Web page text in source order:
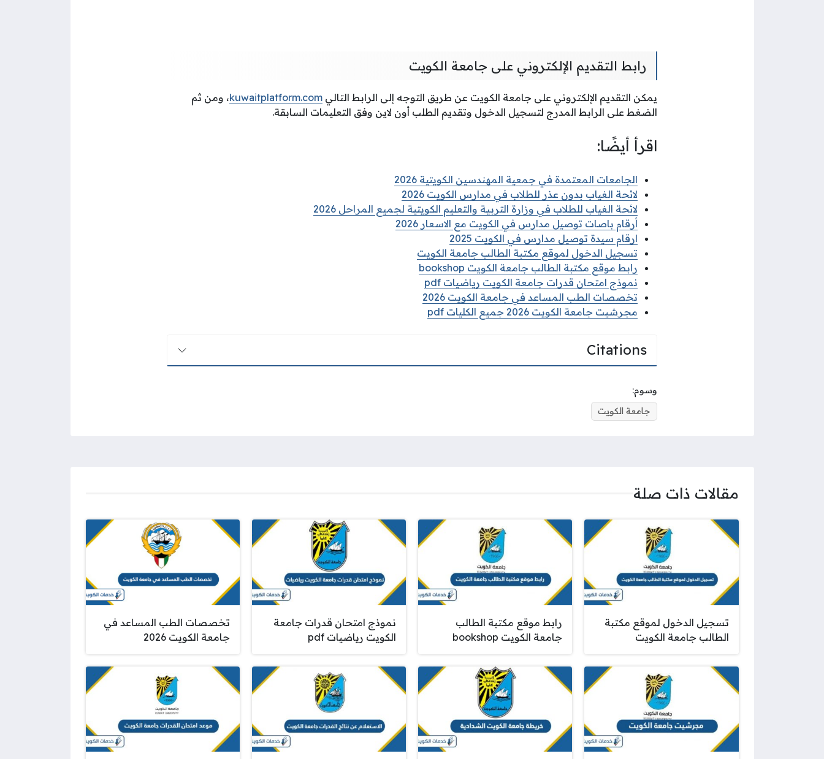
رابط التقديم الإلكتروني على جامعة الكويت
يمكن التقديم الإلكتروني على جامعة الكويت عن طريق التوجه إلى الرابط التالي kuwaitplatform.com، ومن ثم
الضغط على الرابط المدرج لتسجيل الدخول وتقديم الطلب أون لاين وفق التعليمات السابقة.
اقرأ أيضًا:
الجامعات المعتمدة في جمعية المهندسين الكويتية 2026
لائحة الغياب بدون عذر للطلاب في مدارس الكويت 2026
لائحة الغياب للطلاب في وزارة التربية والتعليم الكويتية لجميع المراحل 2026
أرقام باصات توصيل مدارس في الكويت مع الاسعار 2026
ارقام سيدة توصيل مدارس في الكويت 2025
تسجيل الدخول لموقع مكتبة الطالب جامعة الكويت
رابط موقع مكتبة الطالب جامعة الكويت bookshop
نموذج امتحان قدرات جامعة الكويت رياضيات pdf
تخصصات الطب المساعد في جامعة الكويت 2026
مجرشيت جامعة الكويت 2026 جميع الكليات pdf
Citations
وسوم:
جامعة الكويت
مقالات ذات صلة
تسجيل الدخول لموقع مكتبة
الطالب جامعة الكويت
رابط موقع مكتبة الطالب
جامعة الكويت bookshop
نموذج امتحان قدرات جامعة
الكويت رياضيات pdf
تخصصات الطب المساعد في
جامعة الكويت 2026